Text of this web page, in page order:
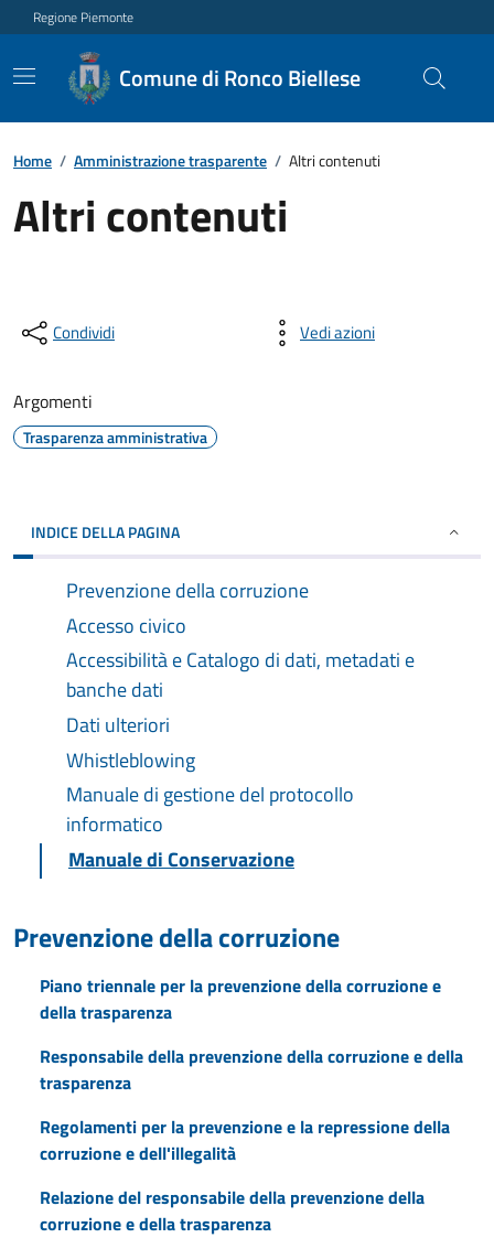
Regione Piemonte
Comune di Ronco Biellese
Home / Amministrazione trasparente / Altri contenuti
Altri contenuti
Condividi Vedi azioni
Argomenti
Trasparenza amministrativa
INDICE DELLA PAGINA
Prevenzione della corruzione
Accesso civico
Accessibilità e Catalogo di dati, metadati e
banche dati
Dati ulteriori
Whistleblowing
Manuale di gestione del protocollo
informatico
Manuale di Conservazione
Prevenzione della corruzione
Piano triennale per la prevenzione della corruzione e
della trasparenza
Responsabile della prevenzione della corruzione e della
trasparenza
Regolamenti per la prevenzione e la repressione della
corruzione e dell'illegalità
Relazione del responsabile della prevenzione della
corruzione e della trasparenza